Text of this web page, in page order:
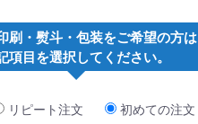
刷・熨斗・包装をご希望の方は
項目を選択してください。
リピート注文 初めての注文